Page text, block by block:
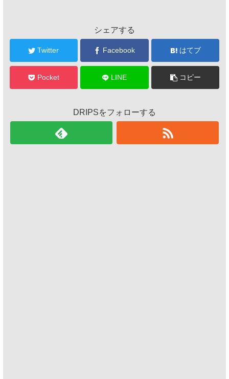
シェアする
Twitter Facebook はてブ
Pocket LINE コピー
DRIPSをフォローする